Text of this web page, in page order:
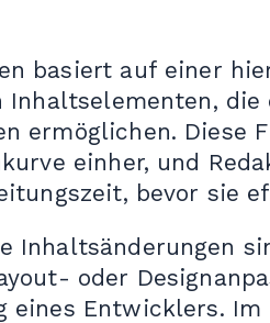
basiert auf einer
die
ermöglichen.
einher, und
bevor sie
Inhaltsänderungen
oder
eines Entwicklers. Im